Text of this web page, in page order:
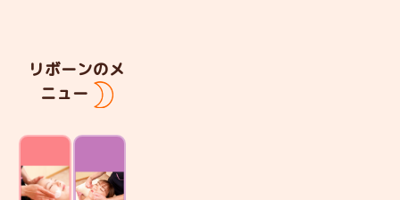
リボーンのメ
ニュー